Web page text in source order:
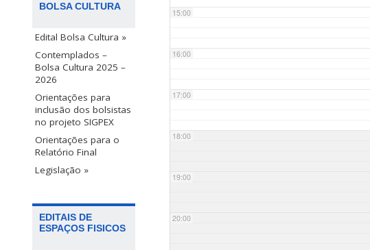
BOLSA CULTURA
Edital Bolsa Cultura »
Contemplados –
Bolsa Cultura 2025 –
2026
Orientações para
inclusão dos bolsistas
no projeto SIGPEX
Orientações para o
Relatório Final
Legislação »
EDITAIS DE
ESPAÇOS FISICOS
15:00
16:00
17:00
18:00
19:00
20:00